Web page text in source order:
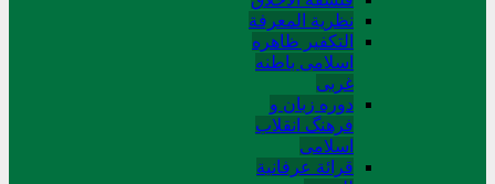
نظریة المعرفة
التکفیر ظاهره
اسلامی باطنه
غربی
دوره زبان و
فرهنگ انقلاب
اسلامی
قرائة عرفانیة